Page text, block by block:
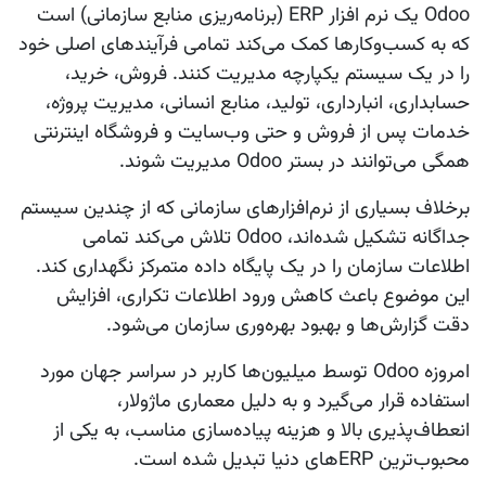
Odoo یک نرم افزار ERP (برنامه‌ریزی منابع سازمانی) است
که به کسب‌وکارها کمک می‌کند تمامی فرآیندهای اصلی خود
را در یک سیستم یکپارچه مدیریت کنند. فروش، خرید،
حسابداری، انبارداری، تولید، منابع انسانی، مدیریت پروژه،
خدمات پس از فروش و حتی وب‌سایت و فروشگاه اینترنتی
همگی می‌توانند در بستر Odoo مدیریت شوند.
برخلاف بسیاری از نرم‌افزارهای سازمانی که از چندین سیستم
جداگانه تشکیل شده‌اند، Odoo تلاش می‌کند تمامی
اطلاعات سازمان را در یک پایگاه داده متمرکز نگهداری کند.
این موضوع باعث کاهش ورود اطلاعات تکراری، افزایش
دقت گزارش‌ها و بهبود بهره‌وری سازمان می‌شود.
امروزه Odoo توسط میلیون‌ها کاربر در سراسر جهان مورد
استفاده قرار می‌گیرد و به دلیل معماری ماژولار،
انعطاف‌پذیری بالا و هزینه پیاده‌سازی مناسب، به یکی از
محبوب‌ترین ERPهای دنیا تبدیل شده است.